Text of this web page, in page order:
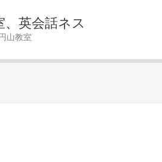
英会話ネス
山教室